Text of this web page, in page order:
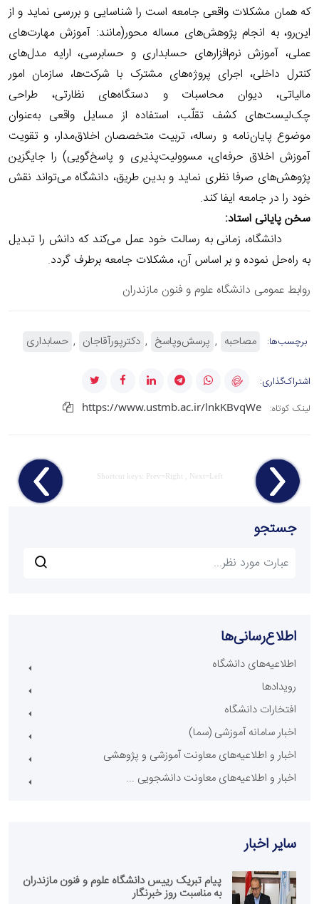
که همان مشکلات واقعی جامعه است را شناسایی و بررسی نماید و از
این‌رو، به انجام پژوهش‌های مساله محور(مانند: آموزش مهارت‌های
عملی، آموزش نرم‌افزارهای حسابداری و حسابرسی، ارایه مدل‌های
کنترل داخلی، اجرای پروژه‌های مشترک با شرکت‌ها، سازمان امور
مالیاتی، دیوان محاسبات و دستگاه‌های نظارتی، طراحی
چک‌لیست‌های کشف تقلّب، استفاده از مسایل واقعی به‌عنوان
موضوع پایان‌نامه و رساله، تربیت متخصصان اخلاق‌مدار، و تقویت
آموزش اخلاق حرفه‌ای، مسوولیت‌پذیری و پاسخ‌گویی) را جایگزین
پژوهش‌های صرفا نظری نماید و بدین طریق، دانشگاه می‌تواند نقش
خود را در جامعه ایفا کند.
سخن پایانی استاد:
دانشگاه، زمانی به رسالت خود عمل می‌کند که دانش را تبدیل
به راه‌حل نموده و بر اساس آن، مشکلات جامعه برطرف گردد.
روابط عمومی دانشگاه علوم و فنون مازندران
برچسب‌ها: مصاحبه پرسش‌وپاسخ دکترپورآقاجان حسابداری
اشتراک‌گذاری:
لینک کوتاه:
https://www.ustmb.ac.ir/lnkKBvqWe
Shortcut keys: Prev=Right , Next=Left
جستجو
اطلاع‌رسانی‌ها
اطلاعیه‌های دانشگاه
رویدادها
افتخارات دانشگاه
اخبار سامانه آموزشی (سما)
اخبار و اطلاعیه‌های معاونت آموزشی و پژوهشی
اخبار و اطلاعیه‌های معاونت دانشجویی ...
سایر اخبار
پیام تبریک رییس دانشگاه علوم و فنون مازندران
به مناسبت روز خبرنگار